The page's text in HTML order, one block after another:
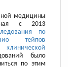
медицины
с 2013
по
тейпов
было
по этим